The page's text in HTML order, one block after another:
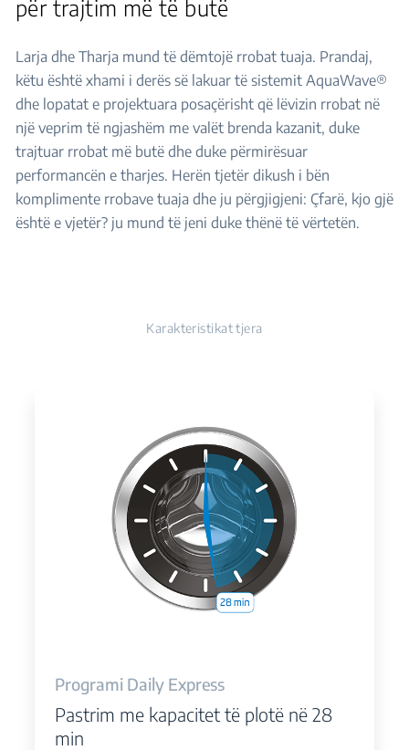
për trajtim më të butë
Larja dhe Tharja mund të dëmtojë rrobat tuaja. Prandaj,
këtu është xhami i derës së lakuar të sistemit AquaWave®
dhe lopatat e projektuara posaçërisht që lëvizin rrobat në
një veprim të ngjashëm me valët brenda kazanit, duke
trajtuar rrobat më butë dhe duke përmirësuar
performancën e tharjes. Herën tjetër dikush i bën
komplimente rrobave tuaja dhe ju përgjigjeni: Çfarë, kjo gjë
është e vjetër? ju mund të jeni duke thënë të vërtetën.
Karakteristikat tjera
Programi Daily Express
Pastrim me kapacitet të plotë në 28
min